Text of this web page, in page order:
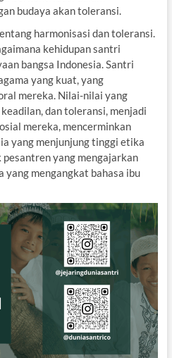
budaya akan toleransi.
harmonisasi dan toleransi.
kehidupan santri
bangsa Indonesia. Santri
yang kuat, yang
mereka. Nilai-nilai yang
dan toleransi, menjadi
mereka, mencerminkan
yang menjunjung tinggi etika
pesantren yang mengajarkan
mengangkat bahasa ibu